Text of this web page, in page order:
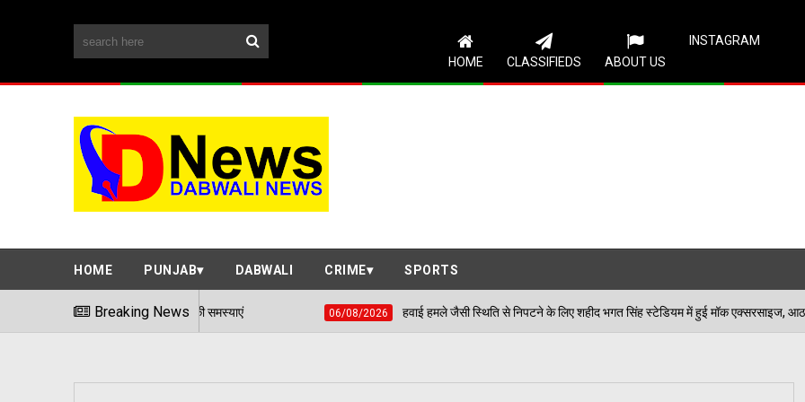
HOME CLASSIFIEDS ABOUT US
INSTAGRAM
HOME PUNJAB DABWALI CRIME SPORTS
Breaking News
में सुनी आमजन की समस्याएं 06/08/2026 हवाई हमले जैसी स्थिति से निपटने के लिए शहीद भगत सिंह स्टेडियम में हुई मॉक एक्सरसाइज, आठ घायलों का किया गया